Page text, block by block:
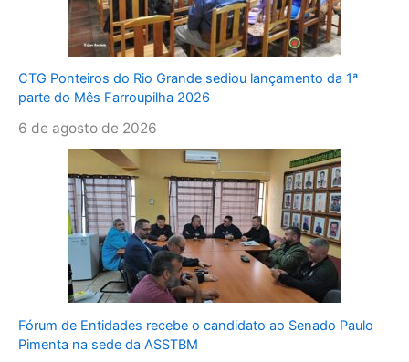
CTG Ponteiros do Rio Grande sediou lançamento da 1ª
parte do Mês Farroupilha 2026
6 de agosto de 2026
Fórum de Entidades recebe o candidato ao Senado Paulo
Pimenta na sede da ASSTBM